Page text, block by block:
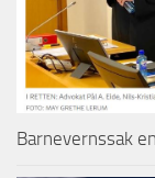
Barnevernssak